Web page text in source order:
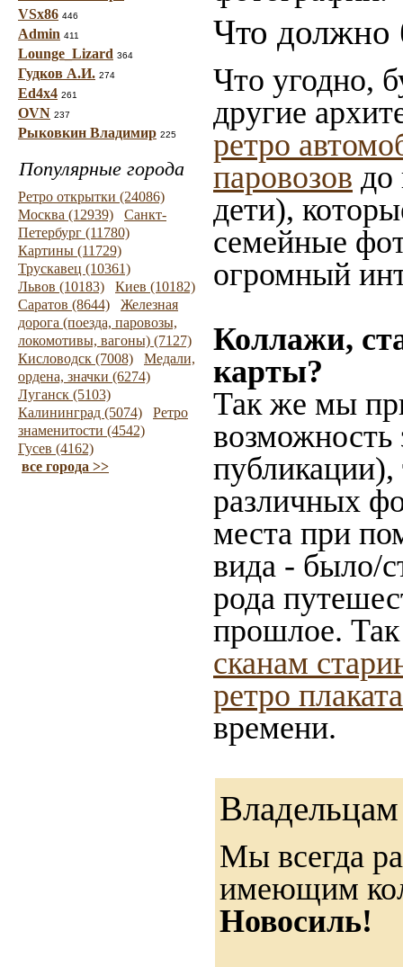
VSx86 446
Admin 411
Lounge_Lizard 364
Гудков А.И. 274
Ed4x4 261
OVN 237
Рыковкин Владимир 225
Популярные города
Ретро открытки (24086)
Москва (12939)
Санкт-
Петербург (11780)
Картины (11729)
Трускавец (10361)
Львов (10183)
Киев (10182)
Саратов (8644)
Железная
дорога (поезда, паровозы,
локомотивы, вагоны) (7127)
Кисловодск (7008)
Медали,
ордена, значки (6274)
Луганск (5103)
Калининград (5074)
Ретро
знаменитости (4542)
Гусев (4162)
все города >>
Что должно
Что угодно,
другие
ретро
паровозов до
дети),
семейные
огромный
Коллажи,
карты?
Так же мы
возможность
различных
места при
вида - было/
рода
прошлое.
сканам
ретро
времени.
Мы всегда
имеющим
Новосиль!